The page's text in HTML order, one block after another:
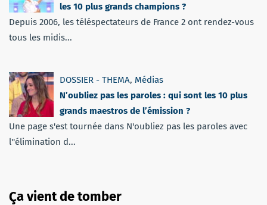
les 10 plus grands champions ?
Depuis 2006, les téléspectateurs de France 2 ont rendez-vous
tous les midis...
DOSSIER - THEMA, Médias
N’oubliez pas les paroles : qui sont les 10 plus
grands maestros de l’émission ?
Une page s'est tournée dans N'oubliez pas les paroles avec
l''élimination d...
Ça vient de tomber